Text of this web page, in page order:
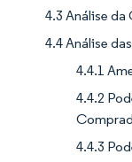
4.3 Análise da
4.4 Análise
4.4.1
4.4.2
4.4.3